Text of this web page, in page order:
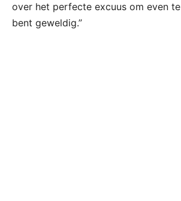
over het perfecte excuus om even te
bent geweldig.”